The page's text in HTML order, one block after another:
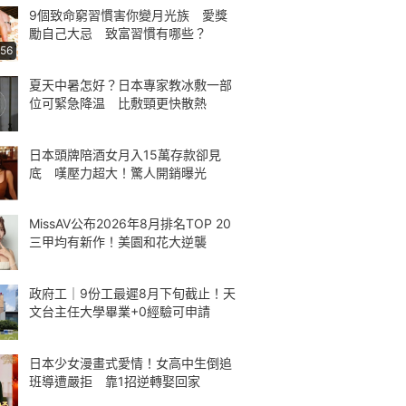
9個致命窮習慣害你變月光族 愛獎
勵自己大忌 致富習慣有哪些？
夏天中暑怎好？日本專家教冰敷一部
位可緊急降温 比敷頸更快散熱
日本頭牌陪酒女月入15萬存款卻見
底 嘆壓力超大！驚人開銷曝光
MissAV公布2026年8月排名TOP 20
三甲均有新作！美園和花大逆襲
政府工｜9份工最遲8月下旬截止！天
文台主任大學畢業+0經驗可申請
日本少女漫畫式愛情！女高中生倒追
班導遭嚴拒 靠1招逆轉娶回家